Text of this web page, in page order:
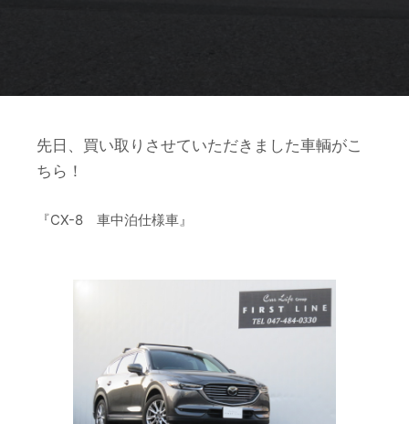
先日、買い取りさせていただきました車輌がこ
ちら！
『CX-8 車中泊仕様車』